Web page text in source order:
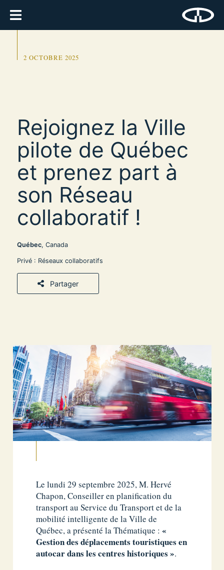
2 OCTOBRE 2025
Rejoignez la Ville
pilote de Québec
et prenez part à
son Réseau
collaboratif !
Québec, Canada
Privé : Réseaux collaboratifs
Partager
Le lundi 29 septembre 2025, M. Hervé
Chapon, Conseiller en planification du
transport au Service du Transport et de la
mobilité intelligente de la Ville de
Québec, a présenté la Thématique :«
Gestion des déplacements touristiques en
autocar dans les centres historiques ».